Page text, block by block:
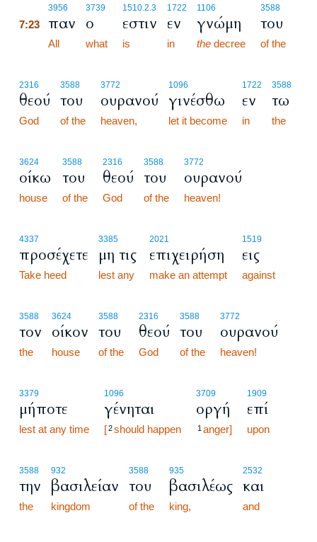
3956
7:23 παν
All
3739
ο
what
1510.2.3
εστιν
is
1722
εν
in
1106
γνώμη
the decree
3588
του
of the
2316
θεού
God
3588
του
of the
3772
ουρανού
heaven,
1096
γινέσθω
let it become
1722
εν
in
3588
τω
the
3624
οίκω
house
3588
του
of the
2316
θεού
God
3588
του
of the
3772
ουρανού
heaven!
4337
προσέχετε
Take heed
3385
μη τις
lest any
2021
επιχειρήση
make an attempt
1519
εις
against
3588
τον
the
3624
οίκον
house
3588
του
of the
2316
θεού
God
3588
του
of the
3772
ουρανού
heaven!
3379
μήποτε
lest at any time
1096
γένηται
[2should happen
3709
οργή
1 anger]
1909
επί
upon
3588
την
the
932
βασιλείαν
kingdom
3588
του
of the
935
βασιλέως
king,
2532
και
and